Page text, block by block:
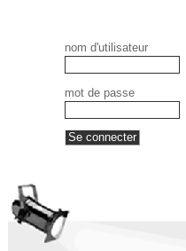
nom d'utilisateur
mot de passe